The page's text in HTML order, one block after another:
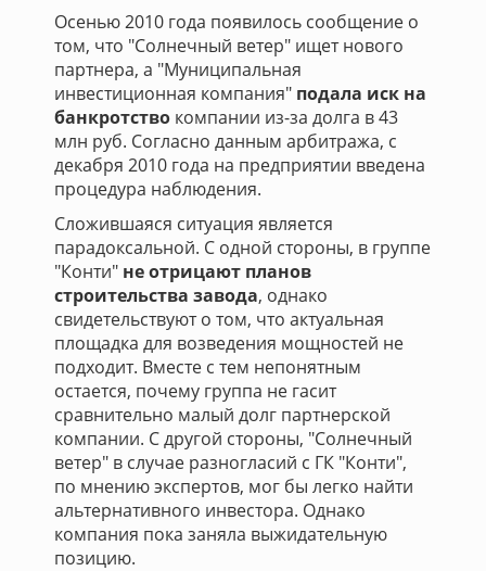
Осенью 2010 года появилось сообщение о
том, что "Солнечный ветер" ищет нового
партнера, а "Муниципальная
инвестиционная компания" подала иск на
банкротство компании из-за долга в 43
млн руб. Согласно данным арбитража, с
декабря 2010 года на предприятии введена
процедура наблюдения.
Сложившаяся ситуация является
парадоксальной. С одной стороны, в группе
"Конти" не отрицают планов
строительства завода, однако
свидетельствуют о том, что актуальная
площадка для возведения мощностей не
подходит. Вместе с тем непонятным
остается, почему группа не гасит
сравнительно малый долг партнерской
компании. С другой стороны, "Солнечный
ветер" в случае разногласий с ГК "Конти",
по мнению экспертов, мог бы легко найти
альтернативного инвестора. Однако
компания пока заняла выжидательную
позицию.